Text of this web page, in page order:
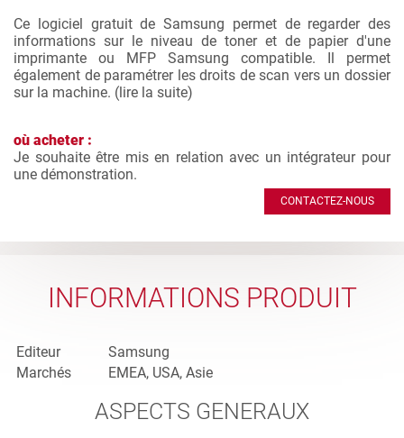
Ce logiciel gratuit de Samsung permet de regarder des
informations sur le niveau de toner et de papier d'une
imprimante ou MFP Samsung compatible. Il permet
également de paramétrer les droits de scan vers un dossier
sur la machine. (lire la suite)
où acheter :
Je souhaite être mis en relation avec un intégrateur pour
une démonstration.
CONTACTEZ-NOUS
INFORMATIONS PRODUIT
Editeur
Samsung
Marchés
EMEA, USA, Asie
ASPECTS GENERAUX